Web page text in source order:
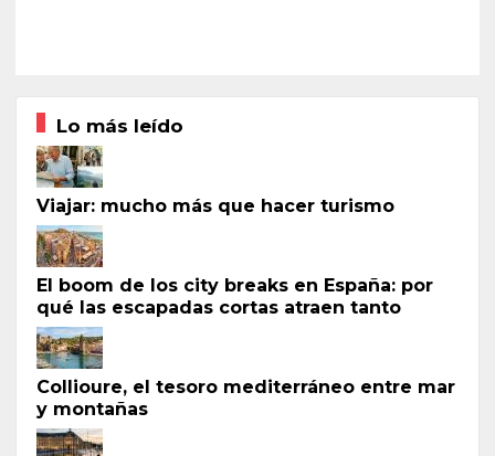
Lo más leído
Viajar: mucho más que hacer turismo
El boom de los city breaks en España: por
qué las escapadas cortas atraen tanto
Collioure, el tesoro mediterráneo entre mar
y montañas